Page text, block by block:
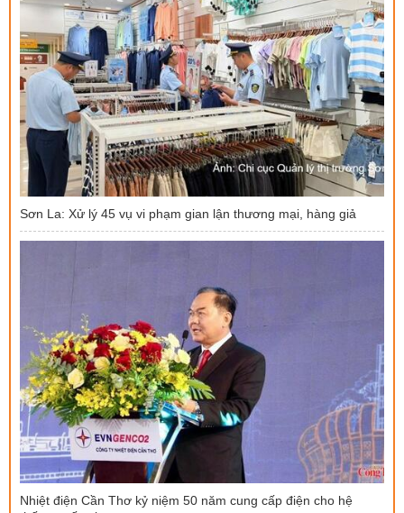
Sơn La: Xử lý 45 vụ vi phạm gian lận thương mại, hàng giả
Nhiệt điện Cần Thơ kỷ niệm 50 năm cung cấp điện cho hệ